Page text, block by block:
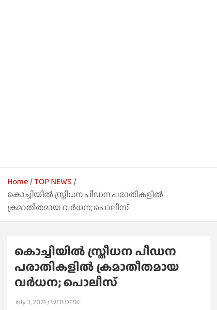
Home TOP NEWS
കൊച്ചിയില്‍ സ്ത്രീധന പീഡന പരാതികളില്‍
ക്രമാതീതമായ വര്‍ധന; പൊലീസ്
കൊച്ചിയില്‍ സ്ത്രീധന പീഡന
പരാതികളില്‍ ക്രമാതീതമായ
വര്‍ധന; പൊലീസ്
July 3, 2021 WEB DESK